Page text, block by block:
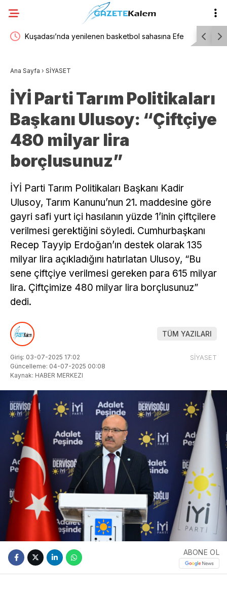
Kuşadası’nda yenilenen basketbol sahasına Efe
Ana Sayfa › SİYASET
İYİ Parti Tarım Politikaları
Başkanı Ulusoy: “Çiftçiye
480 milyar lira
borçlusunuz”
İYİ Parti Tarım Politikaları Başkanı Kadir
Ulusoy, Tarım Kanunu’nun 21. maddesine göre
gayri safi yurt içi hasılanın yüzde 1’inin çiftçilere
verilmesi gerektiğini söyledi. Cumhurbaşkanı
Recep Tayyip Erdoğan’ın destek olarak 135
milyar lira açıkladığını hatırlatan Ulusoy, “Bu
sene çiftçiye verilmesi gereken para 615 milyar
lira. Çiftçimize 480 milyar lira borçlusunuz”
dedi.
TÜM YAZILARI
Giriş: 03-07-2025 17:02
Güncelleme: 04-07-2025 00:08
Kaynak: HABER MERKEZI
SİYASET
ABONE OL